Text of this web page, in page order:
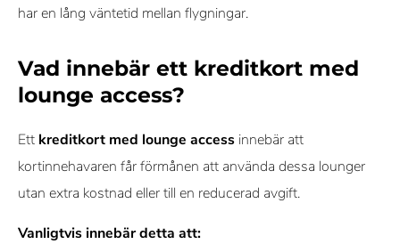
omdömen eller rekommendationer.
har en lång väntetid mellan flygningar.
Vad innebär ett kreditkort med
lounge access?
Ett kreditkort med lounge access innebär att
kortinnehavaren får förmånen att använda dessa lounger
utan extra kostnad eller till en reducerad avgift.
Vanligtvis innebär detta att: